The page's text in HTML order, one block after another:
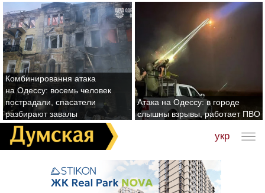
Комбинировання атака
на Одессу: восемь человек
пострадали, спасатели
разбирают завалы
Атака на Одессу: в городе
слышны взрывы, работает ПВО
укр